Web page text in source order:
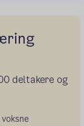
deltakere og